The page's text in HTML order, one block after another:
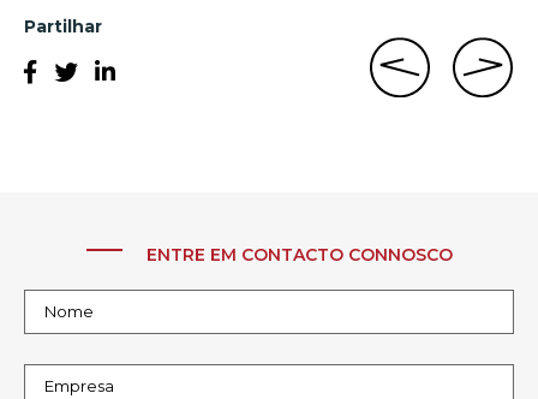
Partilhar
ENTRE EM CONTACTO CONNOSCO